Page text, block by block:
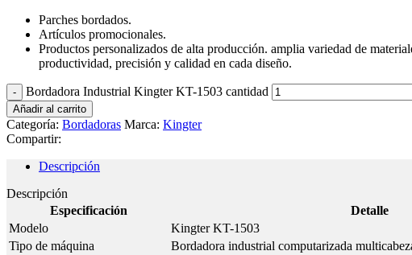
Parches bordados.
Artículos promocionales.
Productos personalizados de alta producción. amplia variedad de
productividad, precisión y calidad en cada diseño.
Bordadora Industrial Kingter KT-1503 cantidad
Añadir al carrito
Categoría: Bordadoras Marca: Kingter
Compartir:
Descripción
Descripción
Especificación
Detalle
Modelo
Kingter KT-1503
Tipo de máquina
Bordadora industrial computarizada